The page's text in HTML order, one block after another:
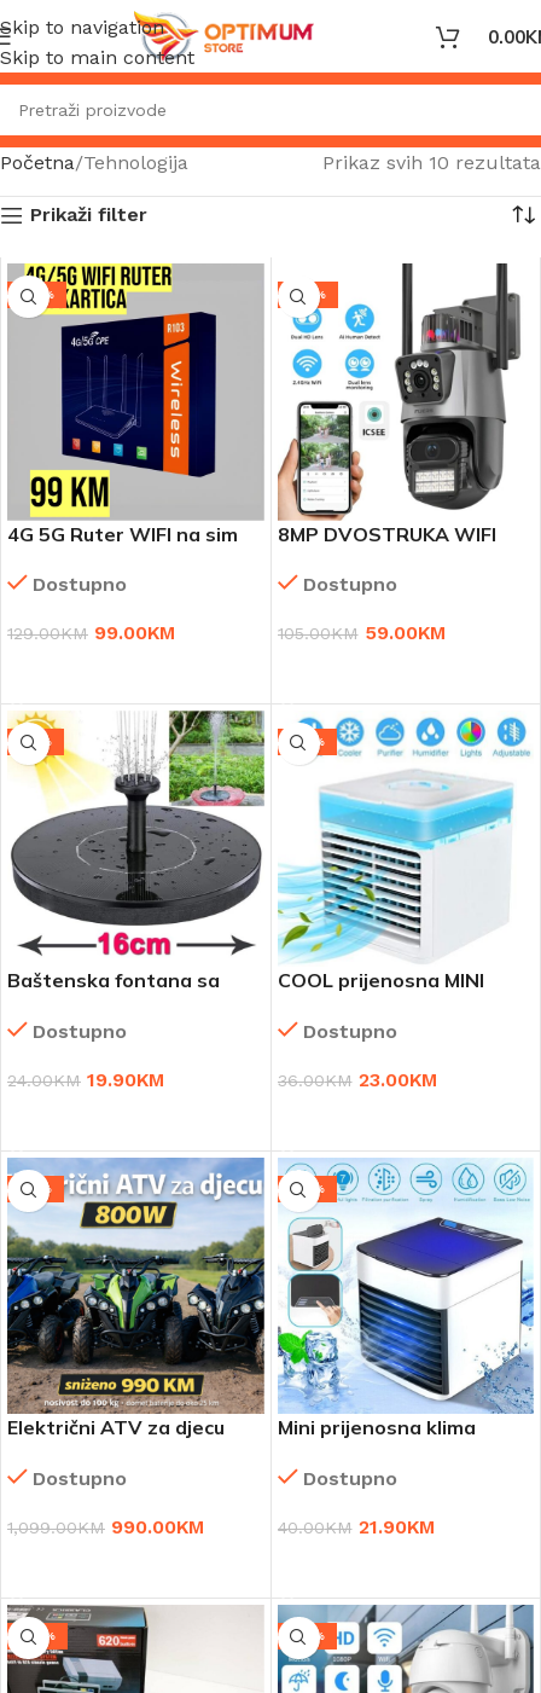
Skip to navigation
Skip to main content
0.00
Početna Tehnologija Prikaz svih 10 rezultata
Prikaži filter
-23%
4G 5G Ruter WIFI na sim
Dostupno
129.00KM 99.00KM
-44%
8MP DVOSTRUKA WIFI
Dostupno
105.00KM 59.00KM
-17%
Baštenska fontana sa
Dostupno
24.00KM 19.90KM
-36%
COOL prijenosna MINI
Dostupno
36.00KM 23.00KM
-10%
Električni ATV za djecu
Dostupno
1,099.00KM 990.00KM
-45%
Mini prijenosna klima
Dostupno
40.00KM 21.90KM
-44% -38%